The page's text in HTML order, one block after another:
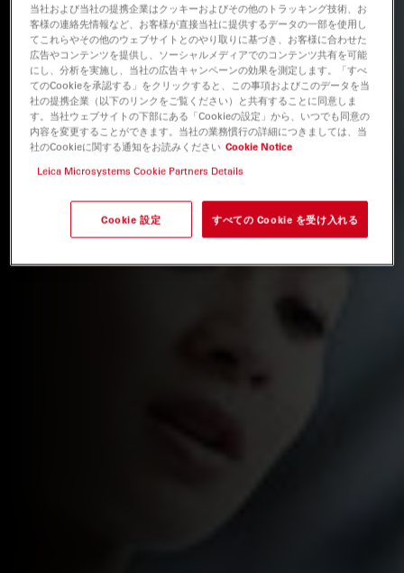
当社および当社の提携企業はクッキーおよびその他のトラッキング技術、お
客様の連絡先情報など、お客様が直接当社に提供するデータの一部を使用し
てこれらやその他のウェブサイトとのやり取りに基づき、お客様に合わせた
広告やコンテンツを提供し、ソーシャルメディアでのコンテンツ共有を可能
にし、分析を実施し、当社の広告キャンペーンの効果を測定します。「すべ
てのCookieを承認する」をクリックすると、この事項およびこのデータを当
社の提携企業（以下のリンクをご覧ください）と共有することに同意しま
す。当社ウェブサイトの下部にある「Cookieの設定」から、いつでも同意の
内容を変更することができます。当社の業務慣行の詳細につきましては、当
社のCookieに関する通知をお読みください Cookie Notice
Leica Microsystems Cookie Partners Details
Cookie 設定 すべての Cookie を受け入れる